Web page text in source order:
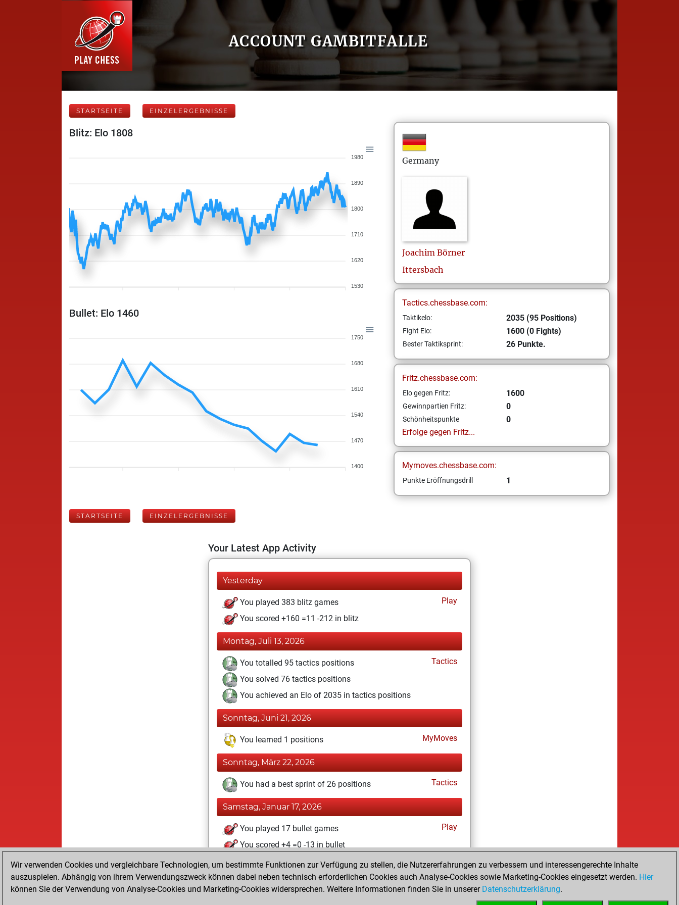
ACCOUNT GAMBITFALLE
STARTSEITE EINZELERGEBNISSE
Blitz: Elo 1808
1980
1890
1800
1710
1620
1530
Bullet: Elo 1460
1750
1680
1610
1540
1470
1400
Germany
Joachim Börner
Ittersbach
Tactics.chessbase.com:
Taktikelo: 2035 (95 Positions)
Fight Elo: 1600 (0 Fights)
Bester Taktiksprint: 26 Punkte.
Fritz.chessbase.com:
Elo gegen Fritz: 1600
Gewinnpartien Fritz: 0
Schönheitspunkte
0
Erfolge gegen Fritz...
Mymoves.chessbase.com:
Punkte Eröffnungsdrill 1
STARTSEITE EINZELERGEBNISSE
Your Latest App Activity
Yesterday
You played 383 blitz games
Play
You scored +160 =11 -212 in blitz
Montag, Juli 13, 2026
You totalled 95 tactics positions
Tactics
You solved 76 tactics positions
You achieved an Elo of 2035 in tactics positions
Sonntag, Juni 21, 2026
You learned 1 positions MyMoves
Sonntag, März 22, 2026
You had a best sprint of 26 positions Tactics
Samstag, Januar 17, 2026
You played 17 bullet games
Play
You scored +4 =0 -13 in bullet
Samstag, Oktober 11, 2025
You created your Fritz account Fritz
Wir verwenden Cookies und vergleichbare Technologien, um bestimmte Funktionen zur Verfügung zu stellen, die Nutzererfahrungen zu verbessern und interessengerechte Inhalte
auszuspielen. Abhängig von ihrem Verwendungszweck können dabei neben technisch erforderlichen Cookies auch Analyse-Cookies sowie Marketing-Cookies eingesetzt werden. Hier
können Sie der Verwendung von Analyse-Cookies und Marketing-Cookies widersprechen. Weitere Informationen finden Sie in unserer Datenschutzerklärung.